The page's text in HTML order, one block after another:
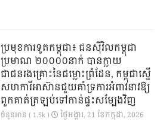
ប្រមុខការទូតកម្ពុជា៖ ជនស៊ីវិលកម្ពុជា
ប្រមាណ ២០០០០នាក់ បានក្លាយ
ជាជនរងគ្រោះនៃជម្លោះព្រំដែន, កម្ពុជាស្នើ
សហការីអាស៊ានជួយគាំទ្រការអំពាវនាវឱ្យ
ពួកគាត់ត្រឡប់ទៅកាន់ផ្ទះសម្បែងវិញ
ចំនួនអាន ( 1.5k ) ថ្ងៃ​អង្គារ, 21 ខែ​កក្កដា, 2026